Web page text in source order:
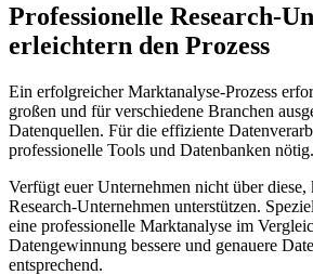
Professionelle Research-
erleichtern den Prozess
Ein erfolgreicher Marktanalyse-Prozess
großen und für verschiedene Branchen
Datenquellen. Für die effiziente
professionelle Tools und Datenbanken nötig.
Verfügt euer Unternehmen nicht über
Research-Unternehmen unterstützen.
eine professionelle Marktanalyse im
Datengewinnung bessere und genauere
entsprechend.